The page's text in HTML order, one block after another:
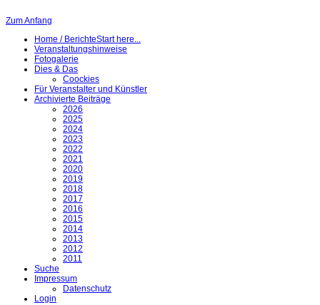
Zum Anfang
Home / BerichteStart here...
Veranstaltungshinweise
Fotogalerie
Dies & Das
Coockies
Für Veranstalter und Künstler
Archivierte Beiträge
2026
2025
2024
2023
2022
2021
2020
2019
2018
2017
2016
2015
2014
2013
2012
2011
Suche
Impressum
Datenschutz
Login